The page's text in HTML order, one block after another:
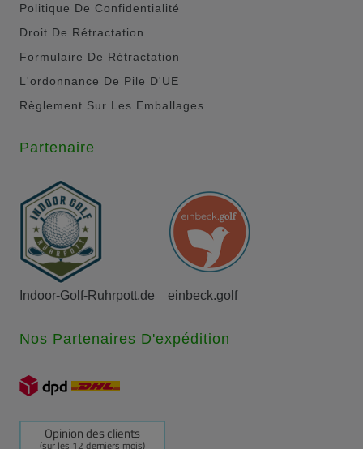
Politique De Confidentialité
Droit De Rétractation
Formulaire De Rétractation
L'ordonnance De Pile D'UE
Règlement Sur Les Emballages
Partenaire
Indoor-Golf-Ruhrpott.de einbeck.golf
Nos Partenaires D'expédition